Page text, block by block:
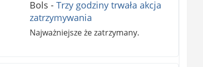
Bols - Trzy godziny trwała akcja
zatrzymywania
Najważniejsze że zatrzymany.